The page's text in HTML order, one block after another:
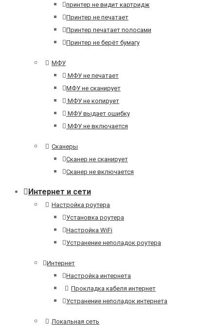
принтер не видит картридж
Принтер не печатает
Принтер печатает полосами
Принтер не берёт бумагу
МФУ
МФУ не печатает
МФУ не сканирует
МФУ не копирует
МФУ выдает ошибку
МФУ не включается
Сканеры
Сканер не сканирует
Сканер не включается
Интернет и сети
Настройка роутера
Установка роутера
Настройка WiFi
Устранение неполадок роутера
Интернет
Настройка интернета
Прокладка кабеля интернет
Устранение неполадок интернета
Локальная сеть